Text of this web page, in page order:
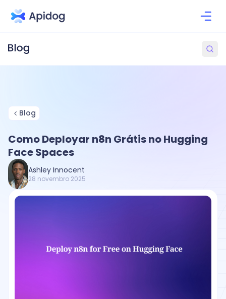
Blog
Como Deployar n8n Grátis no Hugging
Face Spaces
Ashley Innocent
28 novembro 2025